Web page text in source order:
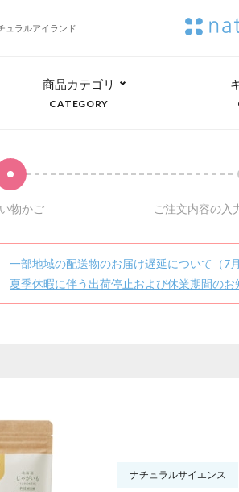
ュラルアイランド
商品カテゴリ
CATEGORY
物かご ご注文内容の入
一部地域の配送物のお届け遅延について（7月
夏季休暇に伴う出荷停止および休業期間のお
ナチュラルサイエンス